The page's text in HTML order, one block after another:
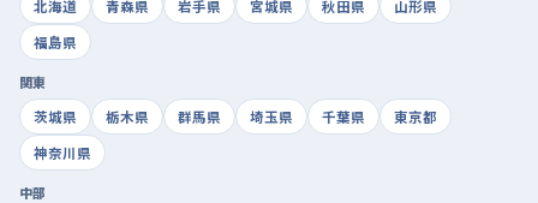
北海道
青森県 岩手県 宮城県 秋田県
山形県
福島県
関東
茨城県
栃木県 群馬県 埼玉県 千葉県
東京都
神奈川県
中部